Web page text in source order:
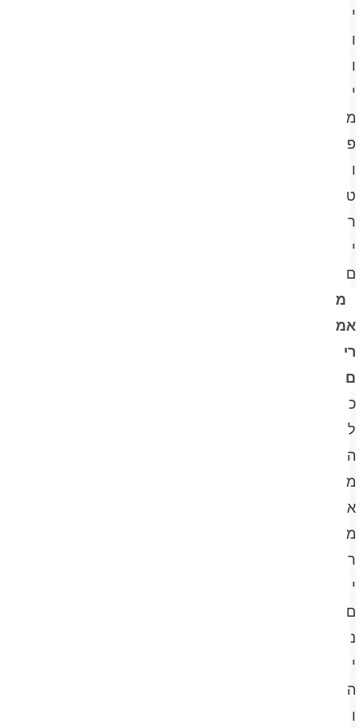
י
ו
ו
י
מ
פ
ו
ט
ר
י
ם
מ
אמ
רי
ם
כ
ל
ה
מ
א
מ
ר
י
ם
נ
י
ה
ו